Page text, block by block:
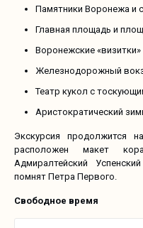
Памятники Воронежа и
Главная площадь и
Воронежские
Железнодорожный
Театр кукол с
Аристократический
Экскурсия продолжится
расположен макет
Адмиралтейский
помнят Петра Первого.
Свободное время